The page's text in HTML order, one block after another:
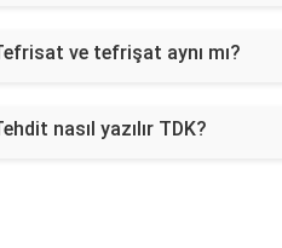
ve tefrişat aynı mı?
nasıl yazılır TDK?